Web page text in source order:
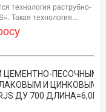
технология раструбно-
Такая технология...
ЦЕМЕНТНО-ПЕСОЧНЫМ
И ЦИНКОВЫМ
ДУ 700 ДЛИНА=6,0М